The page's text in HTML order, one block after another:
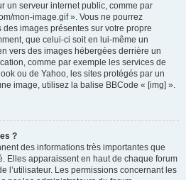
un serveur internet public, comme par
mon-image.gif ». Vous ne pourrez
images présentes sur votre propre
que celui-ci soit en lui-même un
vers des images hébergées derrière un
comme par exemple les services de
ou de Yahoo, les sites protégés par un
image, utilisez la balise BBCode « [img] ».
?
des informations très importantes que
Elles apparaissent en haut de chaque forum
l’utilisateur. Les permissions concernant les